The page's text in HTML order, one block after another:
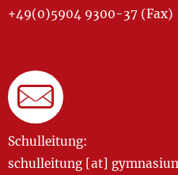
+49(0)5904 9300-37 (Fax)
Schulleitung:
schulleitung [at]